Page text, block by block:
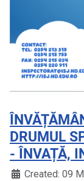
DRUMUL
- ÎNVAȚĂ,
Created: 09